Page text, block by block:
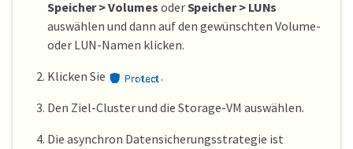
Speicher > Volumes oderSpeicher > LUNs
auswählen und dann auf den gewünschten Volume-
oder LUN-Namen klicken.
Klicken Sie
.
Den Ziel-Cluster und die Storage-VM auswählen.
Die asynchron Datensicherungsstrategie ist